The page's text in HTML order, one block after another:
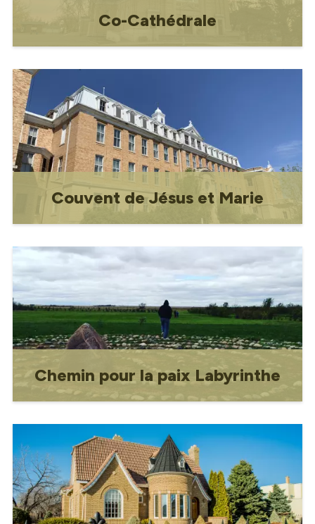
Co-Cathédrale
région pour son site historique national
des bâtiments ecclésiastiques qui
comprend la cocathédrale Notre-Dame
de l’Assomption, la Résidence de
l'Évêque, et l'ancien couvent Jésus-
Marie.
Couvent de Jésus et Marie
a déjà servi à la fois de pensionnat pour
filles et de résidence pour les
religieuses.
Chemin pour la paix Labyrinthe
construit pour célébrer l'essence de
notre communauté et augmenter la
sensibilisation pour la paix.